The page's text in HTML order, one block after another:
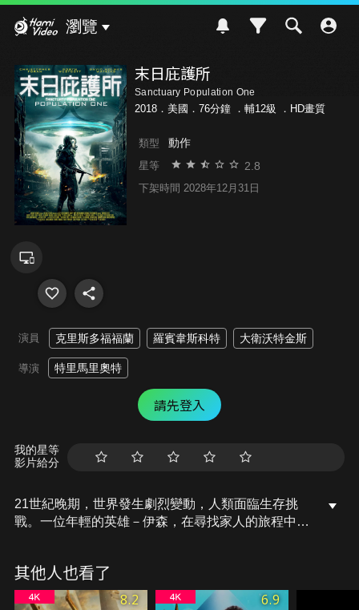
瀏覽
末日庇護所
Sanctuary Population One
2018．美國．76分鐘 ． 輔12級 ．HD畫質
類型 動作
星等 2.8
下架時間 2028年12月31日
演員 克里斯多福福蘭 羅賓韋斯科特 大衛沃特金斯
導演 特里馬里奧特
請先登入
我的星等
影片給分
21世紀晚期，世界發生劇烈變動，人類面臨生存挑
戰。一位年輕的英雄－伊森，在尋找家人的旅程中對
其他人也看了
8.2 6.9